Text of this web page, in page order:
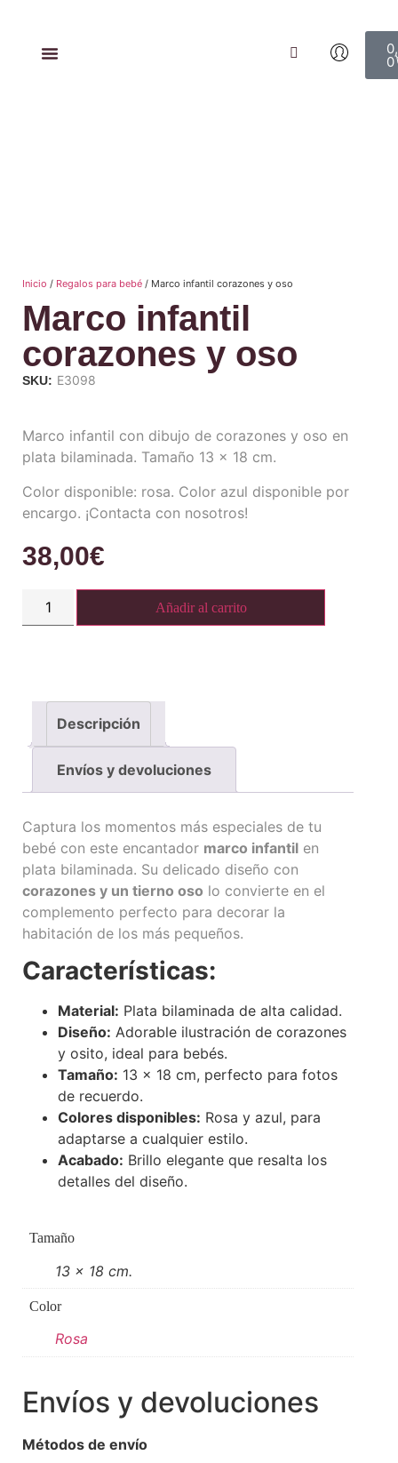
0
Inicio / Regalos para bebé / Marco infantil corazones y oso
Marco infantil
corazones y oso
SKU: E3098
Marco infantil con dibujo de corazones y oso en
plata bilaminada. Tamaño 13 x 18 cm.
Color disponible: rosa. Color azul disponible por
encargo. ¡Contacta con nosotros!
38,00€
Añadir al carrito
Descripción
Envíos y devoluciones
Captura los momentos más especiales de tu
bebé con este encantador marco infantil en
plata bilaminada. Su delicado diseño con
corazones y un tierno oso lo convierte en el
complemento perfecto para decorar la
habitación de los más pequeños.
Características:
Material: Plata bilaminada de alta calidad.
Diseño: Adorable ilustración de corazones
y osito, ideal para bebés.
Tamaño: 13 x 18 cm, perfecto para fotos
de recuerdo.
Colores disponibles: Rosa y azul, para
adaptarse a cualquier estilo.
Acabado: Brillo elegante que resalta los
detalles del diseño.
Tamaño
13 x 18 cm.
Color
Rosa
Envíos y devoluciones
Métodos de envío